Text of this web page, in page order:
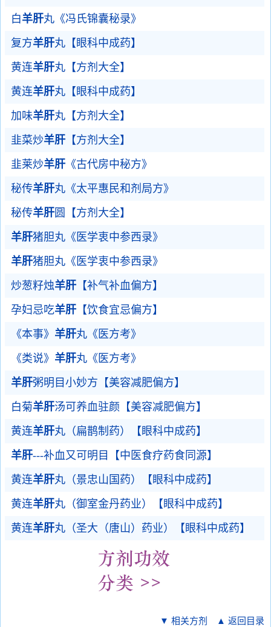
白羊肝丸《冯氏锦囊秘录》
复方羊肝丸【眼科中成药】
黄连羊肝丸【方剂大全】
黄连羊肝丸【眼科中成药】
加味羊肝丸【方剂大全】
韭菜炒羊肝 【方剂大全】
韭莱炒羊肝 《古代房中秘方》
秘传羊肝丸《太平惠民和剂局方》
秘传羊肝圆【方剂大全】
羊肝猪胆丸《医学衷中参西录》
羊肝猪胆丸《医学衷中参西录》
炒葱籽烛羊肝 【补气补血偏方】
孕妇忌吃羊肝 【饮食宜忌偏方】
《本事》 羊肝丸《医方考》
《类说》 羊肝丸《医方考》
羊肝粥明目小妙方【美容减肥偏方】
白菊羊肝汤可养血驻颜【美容减肥偏方】
黄连羊肝丸（扁鹊制药）【眼科中成药】
羊肝---补血又可明目【中医食疗药食同源】
黄连羊肝丸（景忠山国药）【眼科中成药】
黄连羊肝丸（御室金丹药业）【眼科中成药】
黄连羊肝丸（圣大（唐山）药业）【眼科中成药】
▼ 相关方剂 ▲ 返回目录